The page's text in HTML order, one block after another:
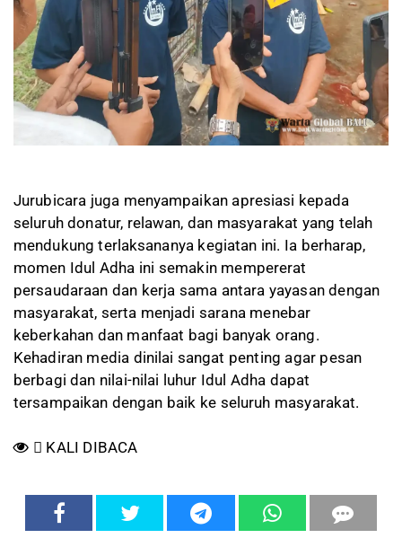
Jurubicara juga menyampaikan apresiasi kepada
seluruh donatur, relawan, dan masyarakat yang telah
mendukung terlaksananya kegiatan ini. Ia berharap,
momen Idul Adha ini semakin mempererat
persaudaraan dan kerja sama antara yayasan dengan
masyarakat, serta menjadi sarana menebar
keberkahan dan manfaat bagi banyak orang.
Kehadiran media dinilai sangat penting agar pesan
berbagi dan nilai-nilai luhur Idul Adha dapat
tersampaikan dengan baik ke seluruh masyarakat.
KALI DIBACA